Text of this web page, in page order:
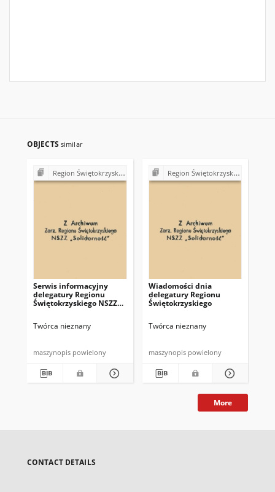
OBJECTS similar
Region Świętokrzyski NSZZ "Solidarność". Delegatura Starachowice
Serwis informacyjny
delegatury Regionu
Świętokrzyskiego NSZZ
Twórca nieznany
maszynopis powielony
Region Świętokrzyski NSZZ "Solidarność". Delegatura Starachowice
Wiadomości dnia
delegatury Regionu
Świętokrzyskiego
Twórca nieznany
maszynopis powielony
More
CONTACT DETAILS